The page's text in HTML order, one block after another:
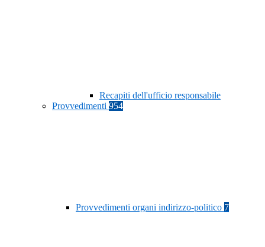
Recapiti dell'ufficio responsabile
Provvedimenti 954
Provvedimenti organi indirizzo-politico 7